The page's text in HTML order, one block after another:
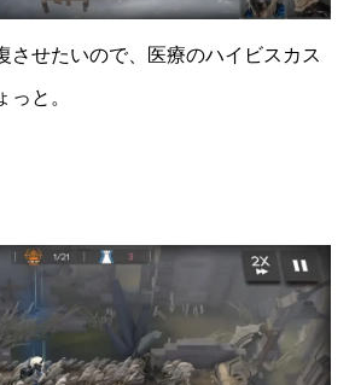
させたいので、医療のハイビスカス
っと。